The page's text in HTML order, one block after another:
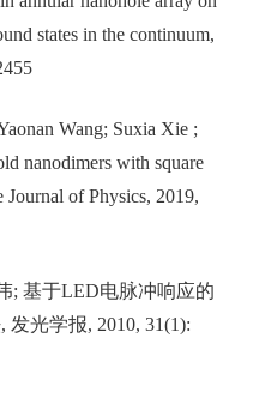
states in the continuum,
Wang; Suxia Xie ;
nanodimers with square
Journal of Physics, 2019,
; 基于LED电脉冲响应的
, 发光学报, 2010, 31(1):